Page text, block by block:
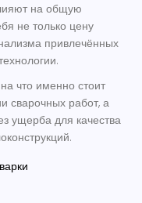
на общую
не только цену
привлечённых
что именно стоит
сварочных работ, а
ущерба для качества